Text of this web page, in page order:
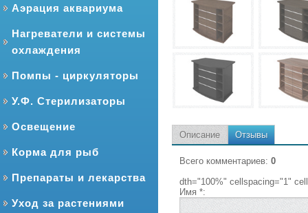
Аэрация аквариума
Нагреватели и системы
охлаждения
Помпы - циркуляторы
У.Ф. Стерилизаторы
Освещение
Корма для рыб
Препараты и лекарства
Уход за растениями
Описание Отзывы
Всего комментариев: 0
dth="100%" cellspacing="1"
Имя *: